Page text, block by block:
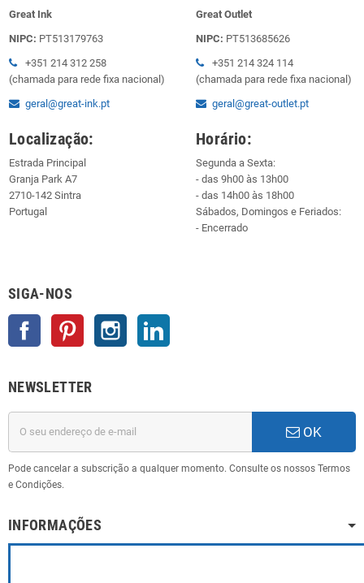
Great Ink
NIPC: PT513179763
+351 214 312 258
(chamada para rede fixa nacional)
geral@great-ink.pt
Great Outlet
NIPC: PT513685626
+351 214 324 114
(chamada para rede fixa nacional)
geral@great-outlet.pt
Localização:
Estrada Principal
Granja Park A7
2710-142 Sintra
Portugal
Horário:
Segunda a Sexta:
- das 9h00 às 13h00
- das 14h00 às 18h00
Sábados, Domingos e Feriados:
- Encerrado
SIGA-NOS
Facebook Pinterest Instagram
NEWSLETTER
OK
Pode cancelar a subscrição a qualquer momento. Consulte os nossos Termos
e Condições.
INFORMAÇÕES